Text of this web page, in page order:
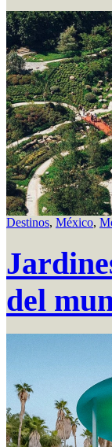
Destinos, México,
del